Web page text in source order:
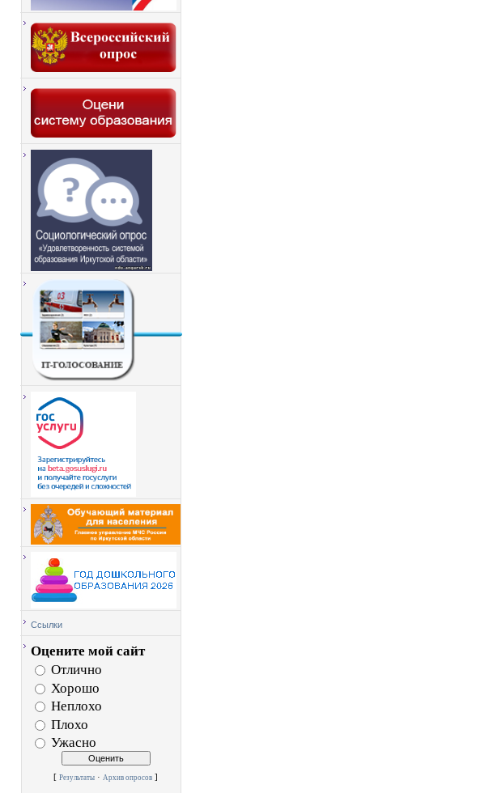
Ссылки
Оцените мой сайт
Отлично
Хорошо
Неплохо
Плохо
Ужасно
[ Результаты · Архив опросов ]